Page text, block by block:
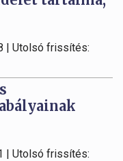
| Utolsó frissítés:
| Utolsó frissítés: